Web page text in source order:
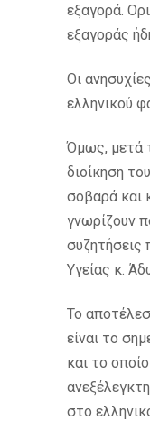
εξαγορά.
εξαγοράς
Οι
ελληνικού
Όμως, μετά
διοίκηση
σοβαρά και
γνωρίζουν
συζητήσεις
Υγείας κ.
Το
είναι το
και το
στο